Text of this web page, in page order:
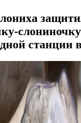
станции